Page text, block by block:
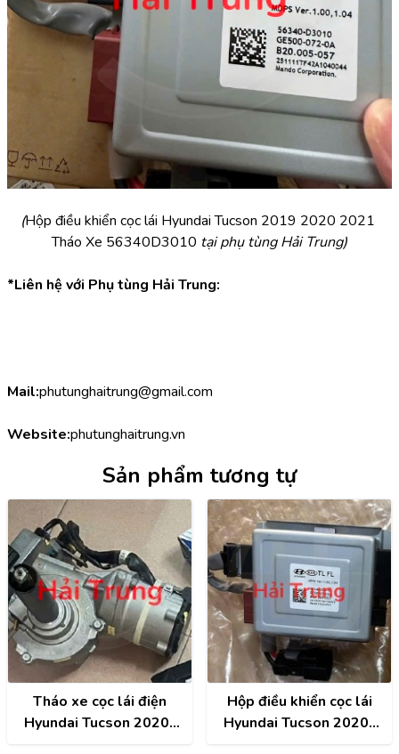
(Hộp điều khiển cọc lái Hyundai Tucson 2019 2020 2021
Tháo Xe 56340D3010 tại phụ tùng Hải Trung)
*Liên hệ với Phụ tùng Hải Trung:
Mail:phutunghaitrung@gmail.com
Website:phutunghaitrung.vn
Sản phẩm tương tự
Tháo xe cọc lái điện
Hyundai Tucson 2020-
Hộp điều khiển cọc lái
Hyundai Tucson 2020-